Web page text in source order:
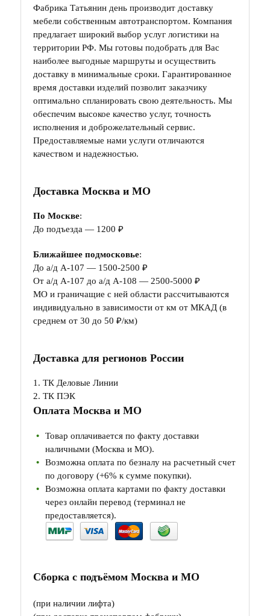
Фабрика Татьянин день производит доставку
мебели собственным автотранспортом. Компания
предлагает широкий выбор услуг логистики на
территории РФ. Мы готовы подобрать для Вас
наиболее выгодные маршруты и осуществить
доставку в минимальные сроки. Гарантированное
время доставки изделий позволит заказчику
оптимально спланировать свою деятельность. Мы
обеспечим высокое качество услуг, точность
исполнения и доброжелательный сервис.
Предоставляемые нами услуги отличаются
качеством и надежностью.
Доставка Москва и МО
По Москве:
До подъезда — 1200 ₽
Ближайшее подмосковье:
До а/д А-107 — 1500-2500 ₽
От а/д А-107 до а/д А-108 — 2500-5000 ₽
МО и граничащие с ней области рассчитываются
индивидуально в зависимости от км от МКАД (в
среднем от 30 до 50 ₽/км)
Доставка для регионов России
1. ТК Деловые Линии
2. ТК ПЭК
Оплата Москва и МО
Товар оплачивается по факту доставки
наличными (Москва и МО).
Возможна оплата по безналу на расчетный счет
по договору (+6% к сумме покупки).
Возможна оплата картами по факту доставки
через онлайн перевод (терминал не
предоставляется).
Сборка с подъёмом Москва и МО
(при наличии лифта)